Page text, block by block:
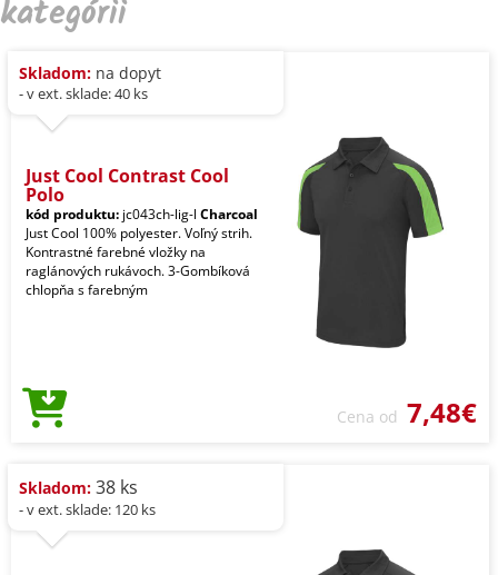
kategórii
Skladom: na dopyt
- v ext. sklade: 40 ks
Just Cool Contrast Cool
Polo
kód produktu: jc043ch-lig-l Charcoal
Just Cool 100% polyester. Voľný strih.
Kontrastné farebné vložky na
raglánových rukávoch. 3-Gombíková
chlopňa s farebným
Cena od 7,48€
Skladom: 38 ks
- v ext. sklade: 120 ks